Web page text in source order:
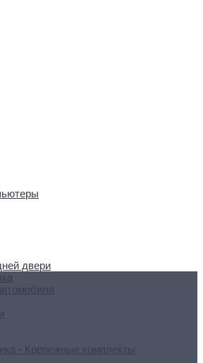
двери
- Крепежные комплекты